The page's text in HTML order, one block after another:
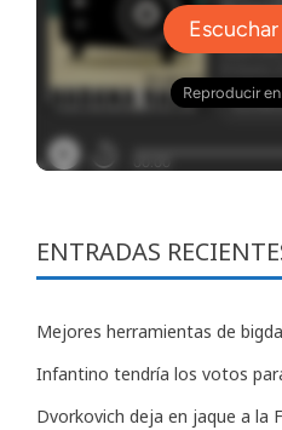
ENTRADAS
Mejores herramientas de
Infantino tendría los votos
Dvorkovich deja en jaque a la